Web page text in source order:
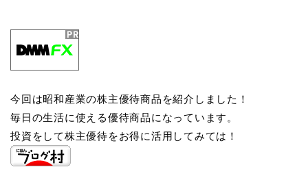
今回は昭和産業の株主優待商品を紹介しました！
毎日の生活に使える優待商品になっています。
投資をして株主優待をお得に活用してみては！